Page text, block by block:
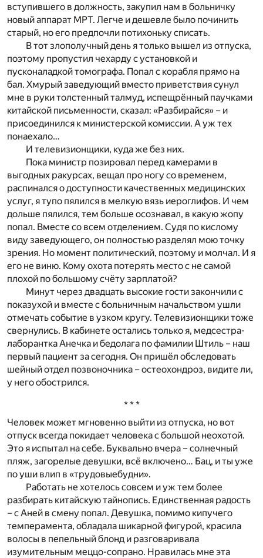
вступившего в должность, закупил нам в больничку
новый аппарат МРТ. Легче и дешевле было починить
старый, но его предпочли потихоньку списать.
В тот злополучный день я только вышел из отпуска,
поэтому пропустил чехарду с установкой и
пусконаладкой томографа. Попал с корабля прямо на
бал. Хмурый заведующий вместо приветствия сунул
мне в руки толстенный талмуд, испещрённый паучками
китайской письменности, сказал: «Разбирайся» – и
присоединился к министерской комиссии. А уж тех
понаехало…
И телевизионщики, куда же без них.
Пока министр позировал перед камерами в
выгодных ракурсах, вещал про ногу со временем,
распинался о доступности качественных медицинских
услуг, я тупо пялился в мелкую вязь иероглифов. И чем
дольше пялился, тем больше осознавал, в какую жопу
попал. Вместе со всем отделением. Судя по кислому
виду заведующего, он полностью разделял мою точку
зрения. Но момент политический, поэтому и молчал. И я
его не виню. Кому охота потерять место с не самой
плохой по большому счёту зарплатой?
Минут через двадцать высокие гости закончили с
показухой и вместе с больничным начальством ушли
отмечать событие в узком кругу. Телевизионщики тоже
свернулись. В кабинете остались только я, медсестра-
лаборантка Анечка и бедолага по фамилии Штиль – наш
первый пациент за сегодня. Он пришёл обследовать
шейный отдел позвоночника – остеохондроз, видите ли,
у него обострился.
* * *
Человек может мгновенно выйти из отпуска, но вот
отпуск всегда покидает человека с большой неохотой.
Это я испытал на себе. Буквально вчера – солнечный
пляж, загорелые девушки, всё включено… Бац, и ты уже
по уши влип в «трудовыебудни».
Работать не хотелось совсем и уж тем более
разбирать китайскую тайнопись. Единственная радость
– с Аней в смену попал. Девушка, помимо кипучего
темперамента, обладала шикарной фигурой, красила
волосы в пепельный блонд и разговаривала
изумительным меццо-сопрано. Нравилась мне эта